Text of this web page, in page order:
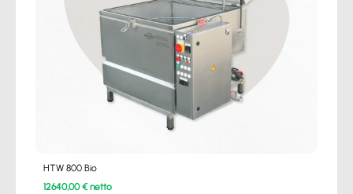
HTW 800 Bio
12640,00 € netto